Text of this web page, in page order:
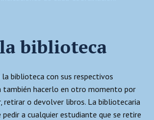
biblioteca
biblioteca con sus respectivos
también hacerlo en otro momento por
retirar o devolver libros. La bibliotecaria
a cualquier estudiante que se retire